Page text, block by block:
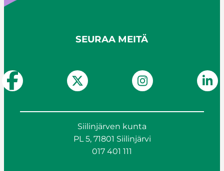
SEURAA MEITÄ
Siilinjärven kunta
PL 5, 71801 Siilinjärvi
017 401 111